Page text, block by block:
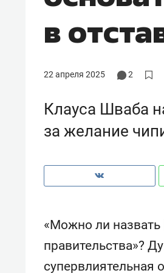
в
22 апреля 2025 2
Клауса Шваба
за желание
«Можно ли
правительства»?
супервлиятельная
Рекомендуем
Как ГК «МИР ГРУПП»
создают оазис
комфорта под